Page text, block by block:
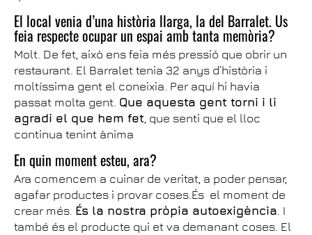
El local venia d’una història llarga, la del Barralet. Us
feia respecte ocupar un espai amb tanta memòria?
Molt. De fet, això ens feia més pressió que obrir un
restaurant. El Barralet tenia 32 anys d’història i
moltíssima gent el coneixia. Per aquí hi havia
passat molta gent. Que aquesta gent torni i li
agradi el que hem fet, que senti que el lloc
continua tenint ànima
En quin moment esteu, ara?
Ara comencem a cuinar de veritat, a poder pensar,
agafar productes i provar coses.És el moment de
crear més. És la nostra pròpia autoexigència. I
també és el producte qui et va demanant coses. El